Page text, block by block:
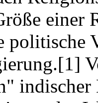
einer
politische